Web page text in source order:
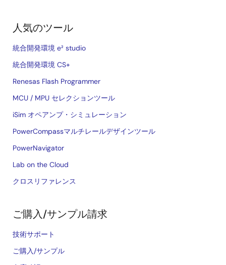
人気のツール
統合開発環境 e² studio
統合開発環境 CS+
Renesas Flash Programmer
MCU / MPU セレクションツール
iSim オペアンプ・シミュレーション
PowerCompassマルチレールデザインツール
PowerNavigator
Lab on the Cloud
クロスリファレンス
ご購入/サンプル請求
技術サポート
ご購入/サンプル